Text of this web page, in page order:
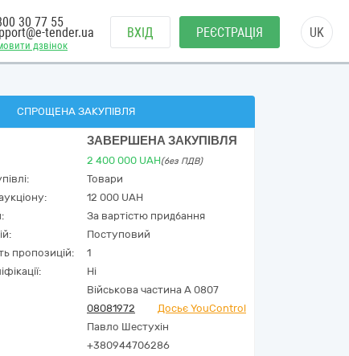
дзвінок
30 77 55
tender.ua ВХІД РЕЄСТРАЦІЯ UK
СПРОЩЕНА ЗАКУПІВЛЯ
ЗАВЕРШЕНА ЗАКУПІВЛЯ
2 400 000 UAH(без ПДВ)
Товари
12 000 UAH
За вартістю придбання
Поступовий
пропозицій:
1
Ні
Військова частина А 0807
08081972
Досьє YouControl
Павло Шестухін
+380944706286